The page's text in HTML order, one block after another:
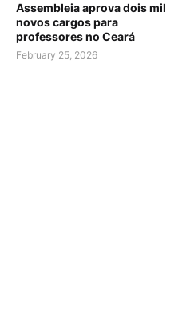
Assembleia aprova dois mil
novos cargos para
professores no Ceará
February 25, 2026